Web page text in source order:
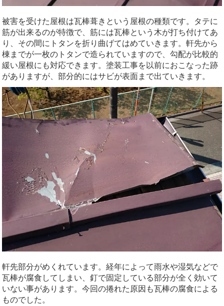
被害を受けた屋根は瓦棒葺きという屋根の種類です。タテに
筋が出来るのが特徴で、筋には瓦棒という木が打ち付けてあ
り、その間にトタンを折り曲げてはめていきます。軒先から
棟までが一枚のトタンで造られていますので、勾配が比較的
緩い屋根にも対応できます。塗装工事を以前におこなった跡
がありますが、部分的にはサビが表面まで出ていきます。
軒先部分がめくれています。経年によって雨水や湿気などで
瓦棒が腐食してしまい、釘で固定している部分が全く効いて
いない事があります。今回の捲れた原因も瓦棒の腐食による
ものでした。